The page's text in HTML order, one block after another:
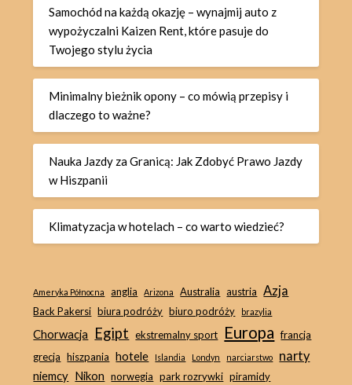
Samochód na każdą okazję – wynajmij auto z
wypożyczalni Kaizen Rent, które pasuje do
Twojego stylu życia
Minimalny bieżnik opony – co mówią przepisy i
dlaczego to ważne?
Nauka Jazdy za Granicą: Jak Zdobyć Prawo Jazdy
w Hiszpanii
Klimatyzacja w hotelach – co warto wiedzieć?
Ameryka Północna anglia Arizona Australia austria Azja
Back Pakersi biura podróży biuro podróży brazylia
Chorwacja Egipt ekstremalny sport Europa francja
grecja hiszpania hotele Islandia Londyn narciarstwo narty
niemcy Nikon norwegia park rozrywki piramidy